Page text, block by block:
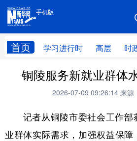
手机版
首页 学习进行时 高层 时
手机版
网站地图
学习进行时 高层
财经
台湾 思客智库 全
科技 科创 量
铜陵服务新就业群体
2026-07-09 09:26:14 来源
记者从铜陵市委社会工作部
业群体实际需求，加强权益保